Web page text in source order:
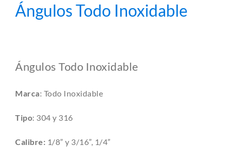
Ángulos Todo Inoxidable
Ángulos Todo Inoxidable
Marca: Todo Inoxidable
Tipo: 304 y 316
Calibre: 1/8” y 3/16”, 1/4”